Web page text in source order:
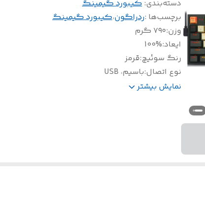
دسته‌بندی: کیبورد گیمینگ
برچسب‌ها :ردراگون،کیبورد گیمینگ
وزن:۷۹۰ گرم
ایعاد:
100%
رنگ سوئیچ:قرمز
نوع اتصال:باسیم، USB
برنامه ویندوز اختصاصی
نمایش بیشتر